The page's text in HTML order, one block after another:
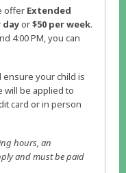
offer Extended
dayor$50 per week.
4:00 PM, you can
your child is
will be applied to
card or in person
hours, an
and must be paid